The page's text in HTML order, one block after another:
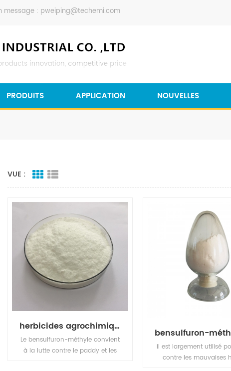
message : pweiping@techemi.com
PRODUITS APPLICATION NOUVELLES
VUE :
herbicides agrochimiques bensulfuron-méthyle
Le bensulfuron-méthyle convient
à la lutte contre le paddy et les
il est largement utilisé
contre les mauvaises